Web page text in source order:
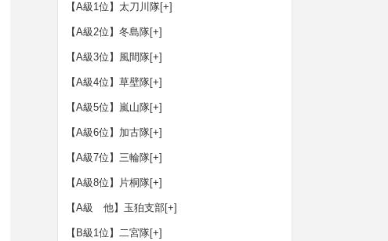
【A級1位】太刀川隊[+]
【A級2位】冬島隊[+]
【A級3位】風間隊[+]
【A級4位】草壁隊[+]
【A級5位】嵐山隊[+]
【A級6位】加古隊[+]
【A級7位】三輪隊[+]
【A級8位】片桐隊[+]
【A級 他】玉狛支部[+]
【B級1位】二宮隊[+]